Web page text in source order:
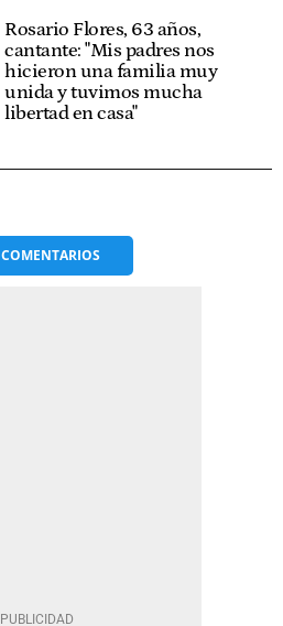
Rosario Flores, 63 años,
cantante: "Mis padres nos
hicieron una familia muy
unida y tuvimos mucha
libertad en casa"
COMENTARIOS